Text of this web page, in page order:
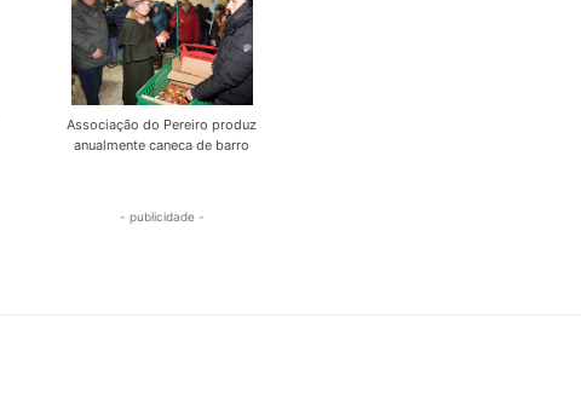
Associação do Pereiro produz
anualmente caneca de barro
- publicidade -